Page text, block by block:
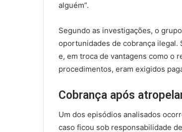
alguém”.
Segundo as investigações, o
oportunidades de cobrança ilegal.
e, em troca de vantagens como o
procedimentos, eram exigidos
Cobrança após
Um dos episódios analisados
caso ficou sob responsabilidade